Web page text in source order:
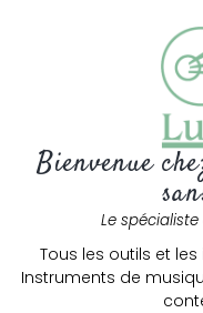
Bienvenue
Le
Tous les outils et
Instruments de